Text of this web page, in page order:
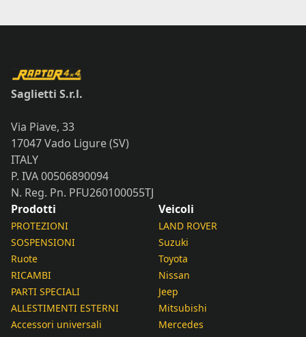
Saglietti S.r.l.
Via Piave, 33
17047 Vado Ligure (SV)
ITALY
P. IVA 00506890094
N. Reg. Pn. PFU260100055TJ
Prodotti
PROTEZIONI
SOSPENSIONI
Ruote
RICAMBI
PARTI SPECIALI
ALLESTIMENTI ESTERNI
Accessori universali
Veicoli
LAND ROVER
Suzuki
Toyota
Nissan
Jeep
Mitsubishi
Mercedes